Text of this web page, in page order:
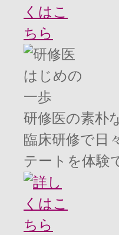
研修医の素朴
臨床研修で日
テートを体験